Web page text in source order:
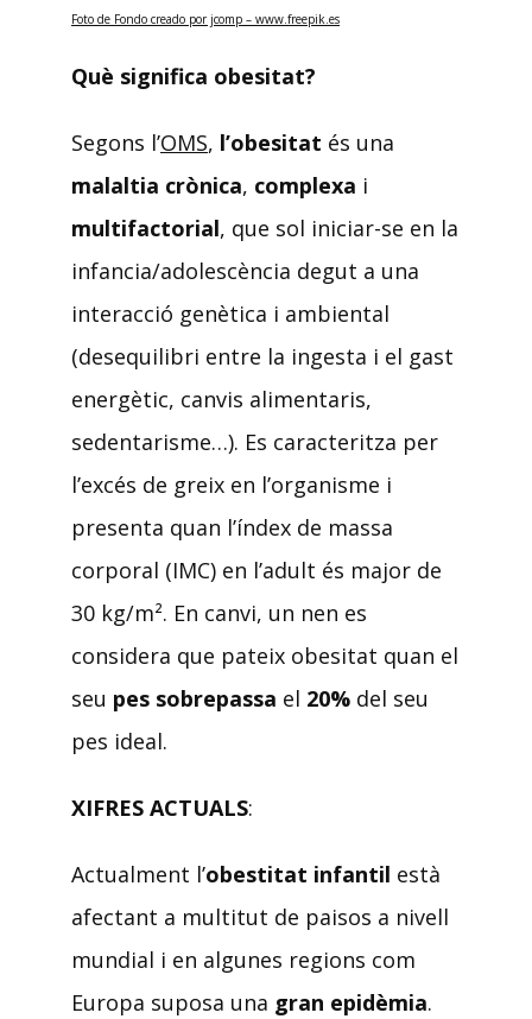
Foto de Fondo creado por jcomp – www.freepik.es
Què significa obesitat?
Segons l’OMS, l’obesitat és una
malaltia crònica, complexa i
multifactorial, que sol iniciar-se en la
infancia/adolescència degut a una
interacció genètica i ambiental
(desequilibri entre la ingesta i el gast
energètic, canvis alimentaris,
sedentarisme…). Es caracteritza per
l’excés de greix en l’organisme i
presenta quan l’índex de massa
corporal (IMC) en l’adult és major de
30 kg/m². En canvi, un nen es
considera que pateix obesitat quan el
seu pes sobrepassa el 20% del seu
pes ideal.
XIFRES ACTUALS:
Actualment l’obestitat infantil està
afectant a multitut de paisos a nivell
mundial i en algunes regions com
Europa suposa una gran epidèmia.